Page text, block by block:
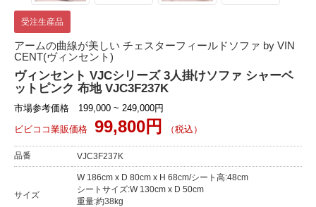
受注生産品
アームの曲線が美しい チェスターフィールドソファ by VIN
CENT(ヴィンセント)
ヴィンセント VJCシリーズ 3人掛けソファ シャーベ
ットピンク 布地 VJC3F237K
市場参考価格 199,000 ~ 249,000円
ビビココ業販価格
99,800円 （税込）
品番 VJC3F237K
サイズ
W 186cm x D 80cm x H 68cm/シート高:48cm
シートサイズ:W 130cm x D 50cm
重量:約38kg